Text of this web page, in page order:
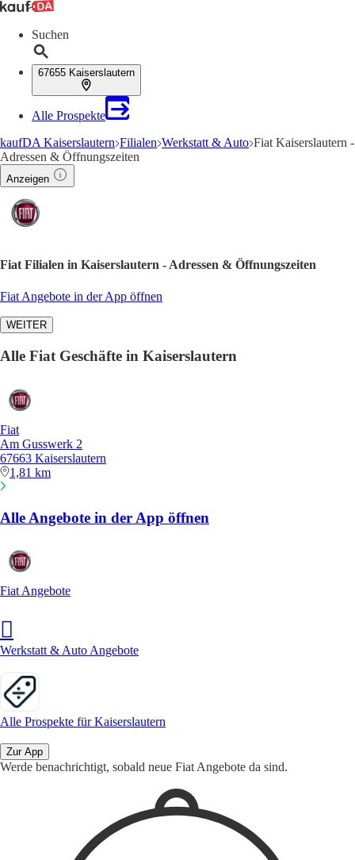
Suchen
67655 Kaiserslautern
Alle Prospekte
kaufDA Kaiserslautern Filialen Werkstatt & Auto Fiat Kaiserslautern -
Adressen & Öffnungszeiten
Anzeigen
Fiat Filialen in Kaiserslautern - Adressen & Öffnungszeiten
Fiat Angebote in der App öffnen
WEITER
Alle Fiat Geschäfte in Kaiserslautern
Fiat
Am Gusswerk 2
67663 Kaiserslautern
1,81 km
Alle Angebote in der App öffnen
Fiat Angebote
Werkstatt & Auto Angebote
Alle Prospekte für Kaiserslautern
Zur App
Werde benachrichtigt, sobald neue Fiat Angebote da sind.